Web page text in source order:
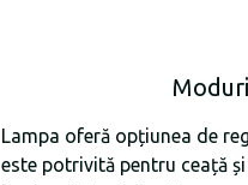
Lampa oferă opțiunea de
este potrivită pentru ceață